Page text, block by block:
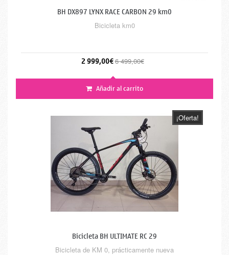
BH DX897 LYNX RACE CARBON 29 km0
Bicicleta km0
2 999,00€6 499,00€
Añadir al carrito
¡Oferta!
Bicicleta BH ULTIMATE RC 29
Bicicleta de KM 0, prácticamente nueva